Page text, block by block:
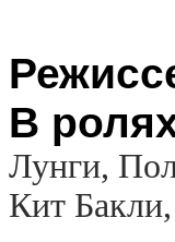
В
Лунги,
Кит